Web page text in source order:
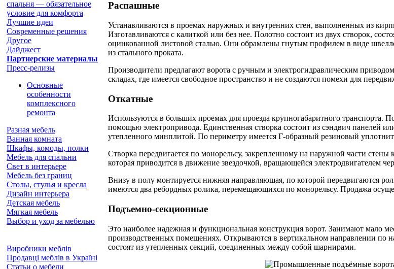
спальня — обязательное
условие для комфорта
Лучшие идеи
Современные решения
Другое
Дайджест
Партнерские материалы
Пресс-релизы
Основные
особенности
комплексного
ремонта
Разная мебель
Ванная комната
Шкафы, комоды, полки
Мебель для спальни
Свет в интерьере
Мебель без границ
Столы, стулья и кресла
Дизайн интерьера
Детская мебель
Мягкая мебель
Выбор и уход за мебелью
Виробники меблів
Продавці меблів в Україні
Статьи о мебели
Распашные
Устанавливаются в проемах наружных и внутренних стен, выполненных из
Изготавливаются с калиткой или без нее. Полотно состоит из двух створок,
оцинкованной листовой сталью. Они обрамлены гнутым профилем в виде
из стального проката.
Производители предлагают ворота с ручным и электрогидравлическим
складах, где имеется свободное пространство и не создаются помехи для
Откатные
Используются в больших проемах для проезда крупногабаритного транспорта.
помощью электропривода. Единственная створка состоит из сэндвич панелей
утепленного минплитой. По периметру имеется Г-образный резиновый
Створка передвигается по монорельсу, закрепленному на наружной части
которая приводится в движение звездочкой, вращающейся электродвигателем
Внизу в полу монтируется нижняя направляющая, по которой передвигаются
имеются два ребордных ролика, перемещающихся по монорельсу. Продажа
Подъемно-секционные
Это наиболее надежная и функциональная конструкция ворот. Занимают мало
производственных помещениях. Открываются в вертикальном направлении по
состоят из утепленных секций, соединенных между собой шарнирами.